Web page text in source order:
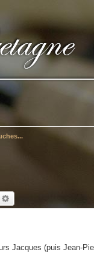
Jacques (puis Jean-